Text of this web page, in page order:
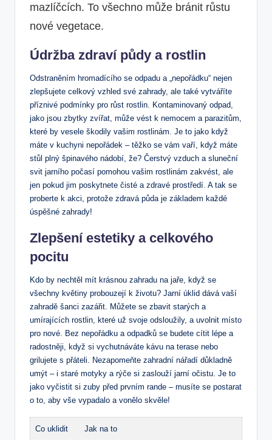
mazlíčcích. To všechno může bránit růstu
nové vegetace.
Údržba zdraví půdy a rostlin
Odstraněním hromadícího se odpadu a „nepořádku“ nejen
zlepšujete celkový vzhled své zahrady, ale také vytváříte
příznivé podmínky pro růst rostlin. Kontaminovaný odpad,
jako jsou zbytky zvířat, může vést k nemocem a parazitům,
které by vesele škodily vašim rostlinám. Je to jako když
máte v kuchyni nepořádek – těžko se vám vaří, když máte
stůl plný špinavého nádobí, že? Čerstvý vzduch a sluneční
svit jarního počasí pomohou vašim rostlinám zakvést, ale
jen pokud jim poskytnete čisté a zdravé prostředí. A tak se
proberte k akci, protože zdravá půda je základem každé
úspěšné zahrady!
Zlepšení estetiky a celkového
pocitu
Kdo by nechtěl mít krásnou zahradu na jaře, když se
všechny květiny probouzejí k životu? Jarní úklid dává vaší
zahradě šanci zazářit. Můžete se zbavit starých a
umírajících rostlin, které už svoje odsloužily, a uvolnit místo
pro nové. Bez nepořádku a odpadků se budete cítit lépe a
radostněji, když si vychutnáváte kávu na terase nebo
grilujete s přáteli. Nezapomeňte zahradní nářadí důkladně
umýt – i staré motyky a rýče si zaslouží jarní očistu. Je to
jako vyčistit si zuby před prvním rande – musíte se postarat
o to, aby vše vypadalo a vonělo skvěle!
Co uklidit Jak na to